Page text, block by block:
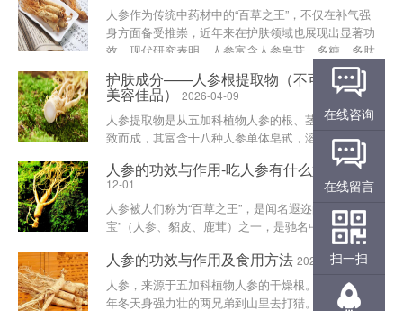
人参作为传统中药材中的“百草之王”，不仅在补气强
身方面备受推崇，近年来在护肤领域也展现出显著功
效。现代研究表明，人参富含人参皂苷、多糖、多肽
及多种微量元素，能够抗氧化、抗炎、促进胶原蛋白
合成，从而改善......
护肤成分——人参根提取物（不可多得的
美容佳品） 2026-04-09
人参提取物是从五加科植物人参的根、茎叶中提取精
致而成，其富含十八种人参单体皂甙，溶于80°C的
水，易溶解于乙醇。人参皂甙可以明显抑制脑和肝中
过氧化脂质形成，减少大脑皮层和肝中脂褐素的含
量，同时也能增加......
人参的功效与作用-吃人参有什么好处
2025-
12-01
人参被人们称为“百草之王”，是闻名遐迩的“东北三
宝”（人参、貂皮、鹿茸）之一，是驰名中外、老幼
皆知的名贵药材。人参的功效与作用-吃人参有什么
好处人参的功效大补元气，固脱生津，安神。治劳伤
虚损，食少，倦......
人参的功效与作用及食用方法 2025-10-20
人参，来源于五加科植物人参的干燥根。相传，有一
年冬天身强力壮的两兄弟到山里去打猎。铺天盖地的
在线咨询
在线留言
扫一扫